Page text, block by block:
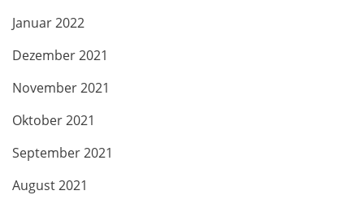
Januar 2022
Dezember 2021
November 2021
Oktober 2021
September 2021
August 2021